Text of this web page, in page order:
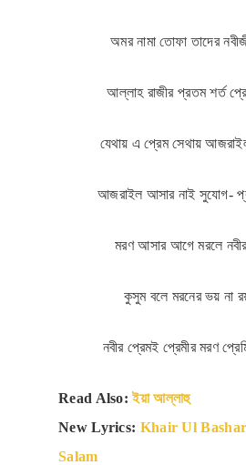
অমর নামা তোফা তাদের
আল্লাহ রাজীর প্রতম শর্ত
যেথায় এ প্রেম সেথায়
আজরাইল আসার নাই সুযোগ-
মরণ আসার আগে মরলে
কুসুম বলে মরনের ভয় না
নবীর প্রেমই প্রেমীর মরণ
Read Also:ইয়া আল্লাহু
New Lyrics: Khair Ul
Salam